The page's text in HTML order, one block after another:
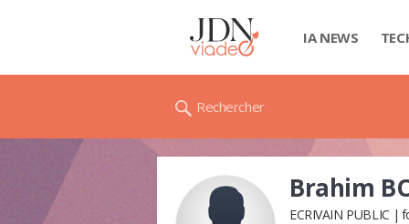
IA NEWS
Rechercher
Brahim
ECRIVAIN PUBLIC